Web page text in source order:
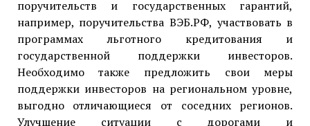
поручительств и государственных гарантий,
например, поручительства ВЭБ.РФ, участвовать в
программах льготного кредитования и
государственной поддержки инвесторов.
Необходимо также предложить свои меры
поддержки инвесторов на региональном уровне,
выгодно отличающиеся от соседних регионов.
Улучшение ситуации с дорогами и